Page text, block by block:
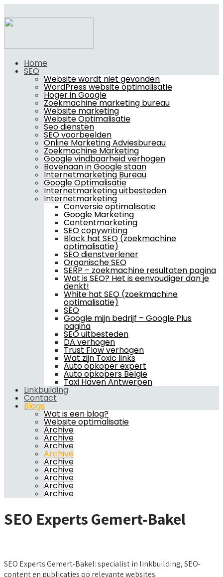
Home
SEO
Website wordt niet gevonden
WordPress website optimalisatie
Hoger in Google
Zoekmachine marketing bureau
Website marketing
Website Optimalisatie
Seo diensten
SEO voorbeelden
Online Marketing Adviesbureau
Zoekmachine Marketing
Google vindbaarheid verhogen
Bovenaan in Google staan
Internetmarketing Bureau
Google Optimalisatie
Internetmarketing uitbesteden
Internetmarketing
Conversie optimalisatie
Google Marketing
Contentmarketing
SEO copywriting
Black hat SEO (zoekmachine
optimalisatie)
SEO dienstverlener
Organische SEO
SERP – zoekmachine resultaten pagina
Wat is SEO? Het is eenvoudiger dan je
denkt!
White hat SEO (zoekmachine
optimalisatie)
SEO
Google mijn bedrijf – Google Plus
pagina
SEO uitbesteden
DA verhogen
Trust Flow verhogen
Wat zijn Toxic links
Auto opkoper expert
Auto opkopers Belgie
Taxi Haven Antwerpen
Linkbuilding
Contact
Blogs
Wat is een blog?
Website optimalisatie
Archive
Archive
Archive
Archive
Archive
Archive
Archive
Archive
Archive
SEO Experts Gemert-Bakel
SEO Experts Gemert-Bakel: specialist in linkbuilding, SEO-
content en publicaties op relevante websites.